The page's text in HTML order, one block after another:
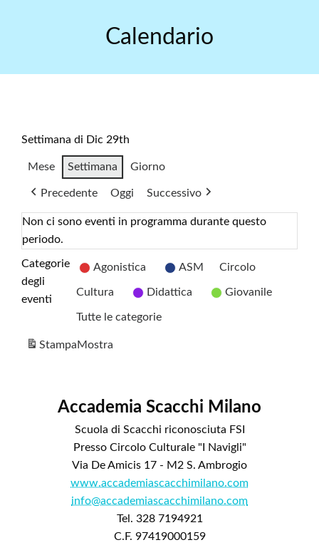
Calendario
Settimana di Dic 29th
Mese Settimana Giorno
Precedente Oggi Successivo
Non ci sono eventi in programma durante questo
periodo.
Categorie
degli
eventi
Agonistica ASM Circolo
Cultura Didattica Giovanile
Tutte le categorie
StampaMostra
Accademia Scacchi Milano
Scuola di Scacchi riconosciuta FSI
Presso Circolo Culturale "I Navigli"
Via De Amicis 17 - M2 S. Ambrogio
www.accademiascacchimilano.com
info@accademiascacchimilano.com
Tel. 328 7194921
C.F. 97419000159